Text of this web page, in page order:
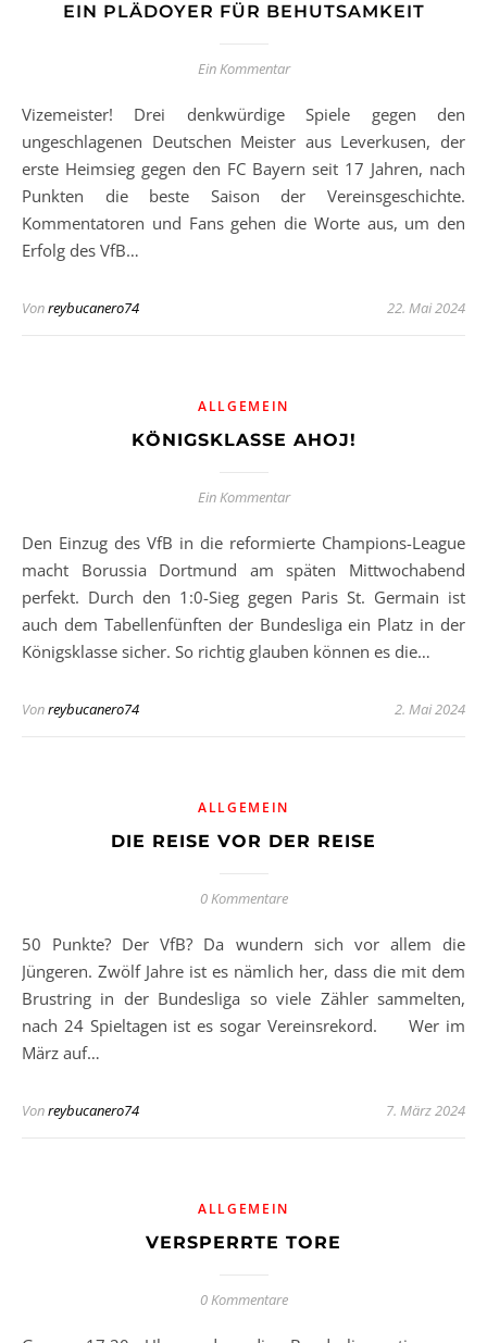
EIN PLÄDOYER FÜR BEHUTSAMKEIT
Ein Kommentar
Vizemeister! Drei denkwürdige Spiele gegen den
ungeschlagenen Deutschen Meister aus Leverkusen, der
erste Heimsieg gegen den FC Bayern seit 17 Jahren, nach
Punkten die beste Saison der Vereinsgeschichte.
Kommentatoren und Fans gehen die Worte aus, um den
Erfolg des VfB…
Vonreybucanero74 22. Mai 2024
ALLGEMEIN
KÖNIGSKLASSE AHOJ!
Ein Kommentar
Den Einzug des VfB in die reformierte Champions-League
macht Borussia Dortmund am späten Mittwochabend
perfekt. Durch den 1:0-Sieg gegen Paris St. Germain ist
auch dem Tabellenfünften der Bundesliga ein Platz in der
Königsklasse sicher. So richtig glauben können es die…
Vonreybucanero74 2. Mai 2024
ALLGEMEIN
DIE REISE VOR DER REISE
0 Kommentare
50 Punkte? Der VfB? Da wundern sich vor allem die
Jüngeren. Zwölf Jahre ist es nämlich her, dass die mit dem
Brustring in der Bundesliga so viele Zähler sammelten,
nach 24 Spieltagen ist es sogar Vereinsrekord. Wer im
März auf…
Vonreybucanero74 7. März 2024
ALLGEMEIN
VERSPERRTE TORE
0 Kommentare